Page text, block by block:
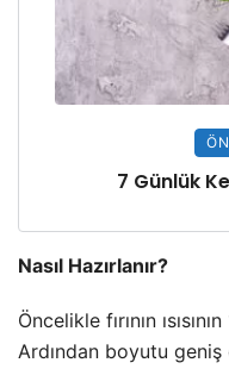
7 Günlük
Nasıl Hazırlanır?
Öncelikle fırının
Ardından boyutu